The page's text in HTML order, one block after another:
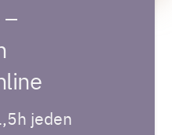
jeden